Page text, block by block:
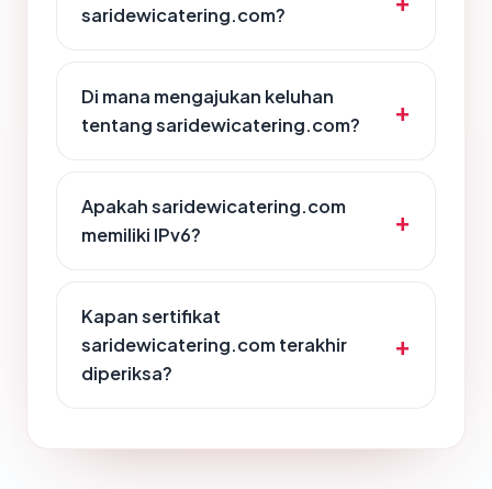
saridewicatering.com?
Di mana mengajukan keluhan
tentang saridewicatering.com?
Apakah saridewicatering.com
memiliki IPv6?
Kapan sertifikat
saridewicatering.com terakhir
diperiksa?